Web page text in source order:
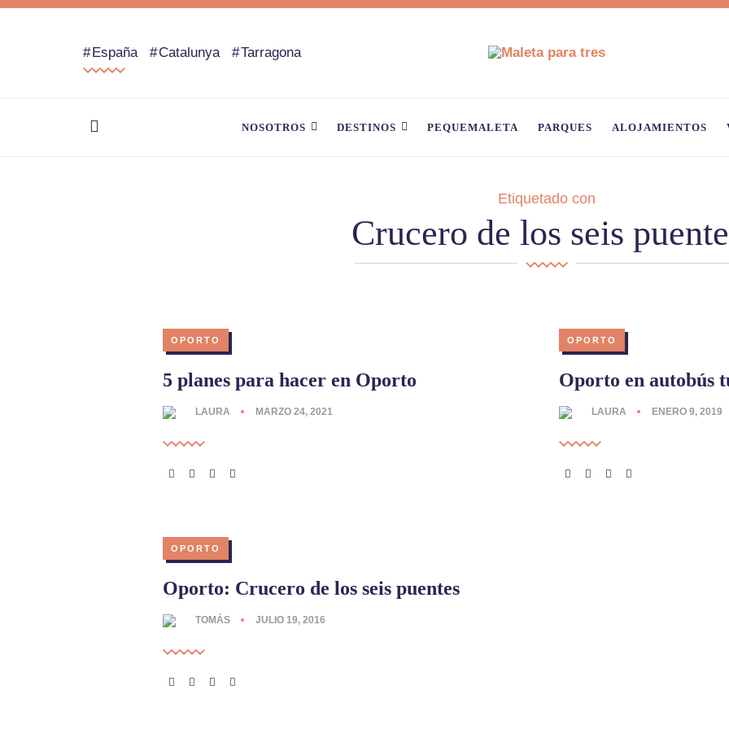
España Catalunya Tarragona
NOSOTROS DESTINOS PEQUEMALETA PARQUES ALOJAMIENTOS
Etiquetado con
Crucero de los seis
OPORTO
5 planes para hacer en Oporto
LAURA MARZO 24, 2021
OPORTO
Oporto en autobús
LAURA ENERO 9, 2019
OPORTO
Oporto: Crucero de los seis puentes
TOMÁS JULIO 19, 2016